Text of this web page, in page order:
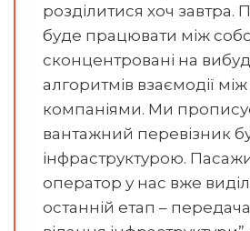
розділитися хоч завтра.
буде працювати між
сконцентровані на
алгоритмів взаємодії
компаніями. Ми
вантажний перевізник
інфраструктурою.
оператор у нас вже
останній етап – передача